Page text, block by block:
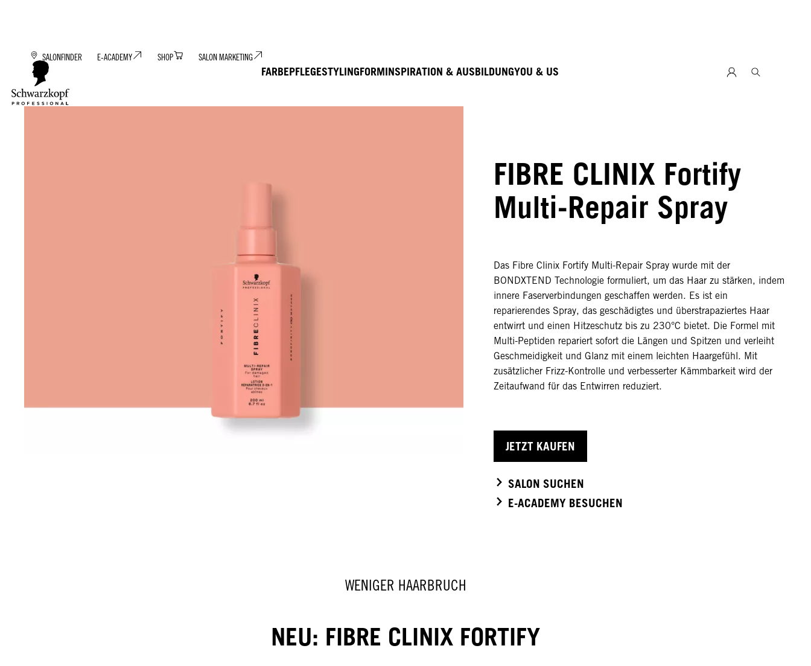
FARBEPFLEGESTYLINGFORMINSPIRATION & AUSBILDUNGYOU & US
SALONFINDER E-ACADEMY SHOP SALON MARKETING
FIBRE CLINIX Fortify
Multi-Repair Spray
Das Fibre Clinix Fortify Multi-Repair Spray wurde mit der
BONDXTEND Technologie formuliert, um das Haar zu stärken, indem
innere Faserverbindungen geschaffen werden. Es ist ein
reparierendes Spray, das geschädigtes und überstrapaziertes Haar
entwirrt und einen Hitzeschutz bis zu 230°C bietet. Die Formel mit
Multi-Peptiden repariert sofort die Längen und Spitzen und verleiht
Geschmeidigkeit und Glanz mit einem leichten Haargefühl. Mit
zusätzlicher Frizz-Kontrolle und verbesserter Kämmbarkeit wird der
Zeitaufwand für das Entwirren reduziert.
JETZT KAUFEN
SALON SUCHEN
E-ACADEMY BESUCHEN
WENIGER HAARBRUCH
NEU: FIBRE CLINIX FORTIFY